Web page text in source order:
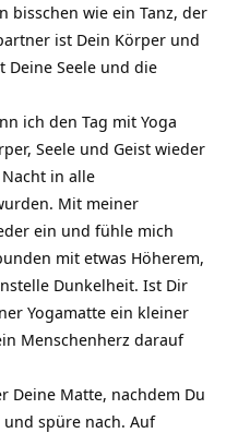
bisschen wie ein Tanz, der
ist Dein Körper und
Deine Seele und die
ich den Tag mit Yoga
Seele und Geist wieder
in alle
Mit meiner
ein und fühle mich
mit etwas Höherem,
Dunkelheit. Ist Dir
Yogamatte ein kleiner
Menschenherz darauf
Deine Matte, nachdem Du
spüre nach. Auf